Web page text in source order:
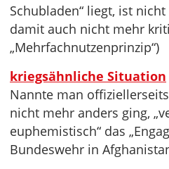
Schubladen“ liegt, ist
damit auch nicht mehr
„Mehrfachnutzenprinzip“)
kriegsähnliche Situation
Nannte man
nicht mehr anders ging,
euphemistisch“ das
Bundeswehr in